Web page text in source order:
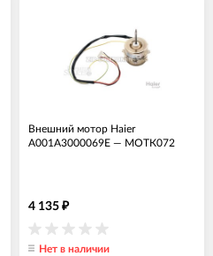
Внешний мотор Haier
A001A3000069E — МОТК072
4 135 ₽
Нет в наличии